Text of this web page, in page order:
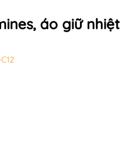
áo giữ nhiệt